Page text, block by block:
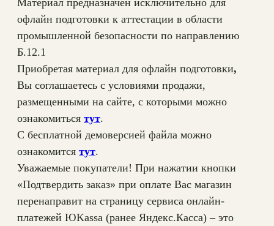
в
о
т
о
в
а
р
а
С
к
а
ч
а
Материал предназначен исключительно для
офлайн подготовки к аттестации в области
промышленной безопасности по направлению
Б.12.1
Приобретая материал для офлайн подготовки,
Вы соглашаетесь с условиями продажи,
размещенными на сайте, с которыми можно
ознакомиться тут.
С бесплатной демоверсией файла можно
ознакомится тут.
Уважаемые покупатели! При нажатии кнопки
«Подтвердить заказ» при оплате Вас магазин
перенаправит на страницу сервиса онлайн-
платежей ЮKassa (ранее Яндекс.Касса) – это